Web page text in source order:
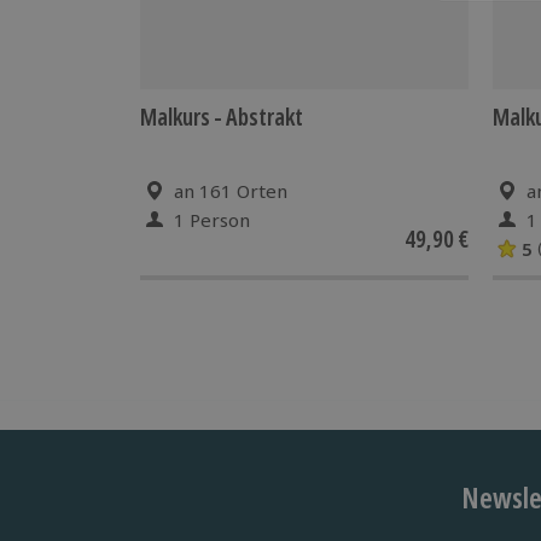
Malkurs - Abstrakt
an 161 Orten
1 Person
49,90 €
5